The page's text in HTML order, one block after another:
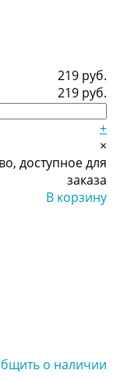
219 руб.
219 руб.
+
×
доступное для
заказа
В корзину
о наличии